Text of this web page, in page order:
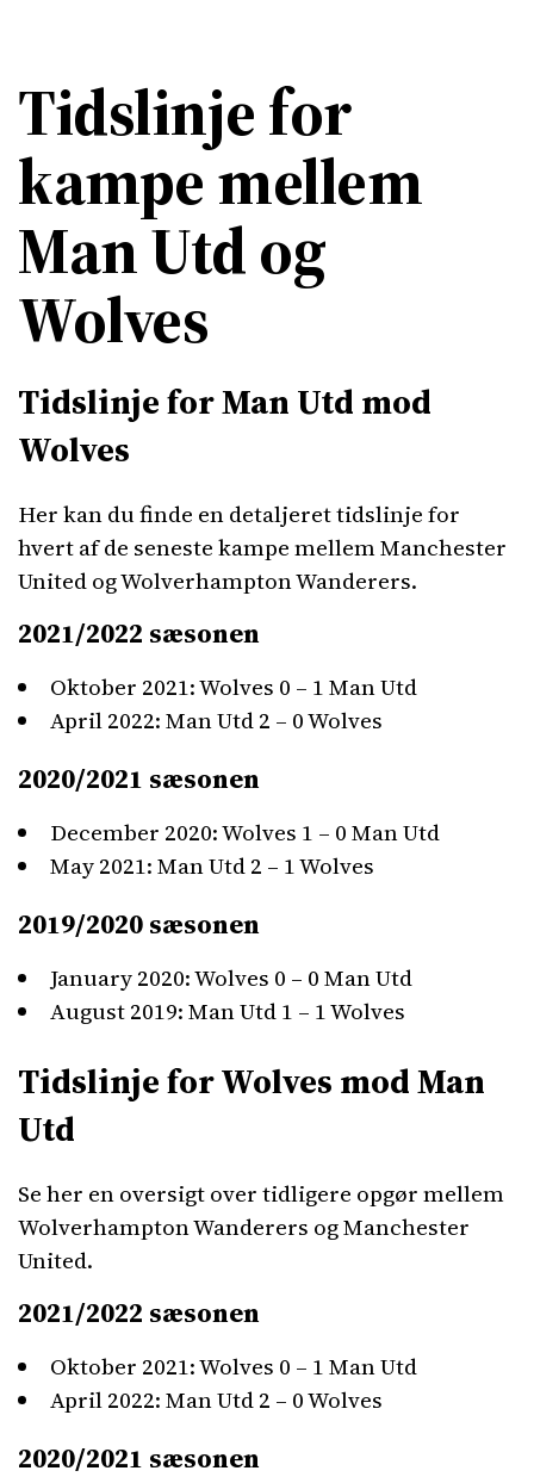
Tidslinje for
kampe mellem
Man Utd og
Wolves
Tidslinje for Man Utd mod
Wolves
Her kan du finde en detaljeret tidslinje for
hvert af de seneste kampe mellem Manchester
United og Wolverhampton Wanderers.
2021/2022 sæsonen
Oktober 2021: Wolves 0 – 1 Man Utd
April 2022: Man Utd 2 – 0 Wolves
2020/2021 sæsonen
December 2020: Wolves 1 – 0 Man Utd
May 2021: Man Utd 2 – 1 Wolves
2019/2020 sæsonen
January 2020: Wolves 0 – 0 Man Utd
August 2019: Man Utd 1 – 1 Wolves
Tidslinje for Wolves mod Man
Utd
Se her en oversigt over tidligere opgør mellem
Wolverhampton Wanderers og Manchester
United.
2021/2022 sæsonen
Oktober 2021: Wolves 0 – 1 Man Utd
April 2022: Man Utd 2 – 0 Wolves
2020/2021 sæsonen